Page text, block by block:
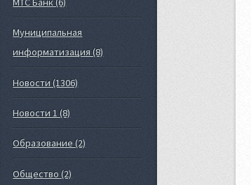
Муниципальная
информатизация (8)
Новости (1306)
Новости 1 (8)
Образование (2)
Общество (2)